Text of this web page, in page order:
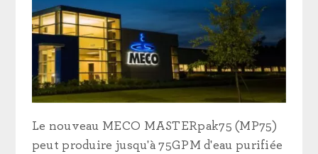
Le nouveau MECO MASTERpak75 (MP75)
peut produire jusqu'à 75GPM d'eau purifiée